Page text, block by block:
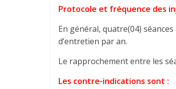
Protocole et fréquence des
En général, quatre(04)
d’entretien par an.
Le rapprochement entre les
Les contre-indications sont :